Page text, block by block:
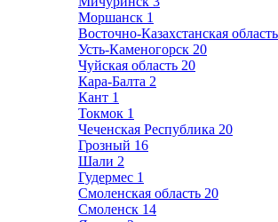
Моршанск 1
Восточно-Казахстанская область
Усть-Каменогорск 20
Чуйская область 20
Кара-Балта 2
Кант 1
Токмок 1
Чеченская Республика 20
Грозный 16
Шали 2
Гудермес 1
Смоленская область 20
Смоленск 14